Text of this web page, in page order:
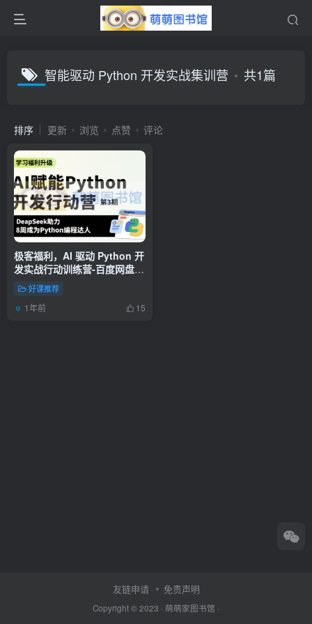
智能驱动 Python 开发实战集训营 共1篇
排序 更新 浏览 点赞 评论
极客福利，AI 驱动 Python 开
发实战行动训练营-百度网盘-
下载好课推荐
1年前 15
友链申请 免责声明
Copyright © 2023 · 萌萌家图书馆 ·